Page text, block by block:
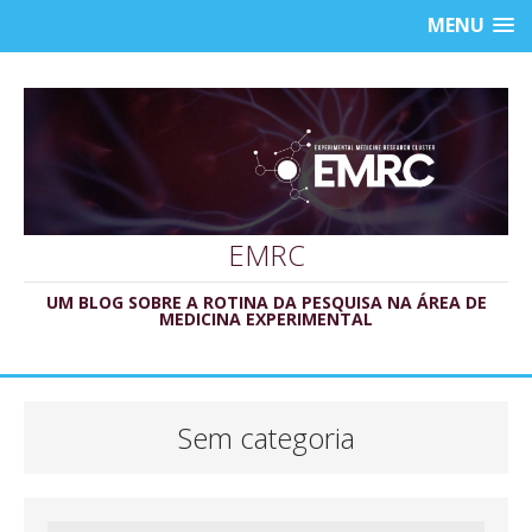
MENU
EMRC
UM BLOG SOBRE A ROTINA DA PESQUISA NA ÁREA DE
MEDICINA EXPERIMENTAL
Sem categoria